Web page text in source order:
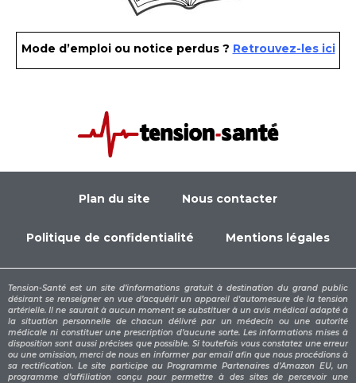
Mode d’emploi ou notice perdus ? Retrouvez-les ici
Plan du site Nous contacter
Politique de confidentialité Mentions légales
Tension-Santé est un site d’informations gratuit à destination du grand public
désirant se renseigner en vue d’acquérir un appareil d'automesure de la tension
artérielle. Il ne saurait à aucun moment se substituer à un avis médical adapté à
la situation personnelle de chacun délivré par un médecin ou une autorité
médicale ni constituer une prescription d’aucune sorte. Les informations mises à
disposition sont aussi précises que possible. Si toutefois vous constatez une erreur
ou une omission, merci de nous en informer par email afin que nous procédions à
sa rectification. Le site participe au Programme Partenaires d’Amazon EU, un
programme d’affiliation conçu pour permettre à des sites de percevoir une